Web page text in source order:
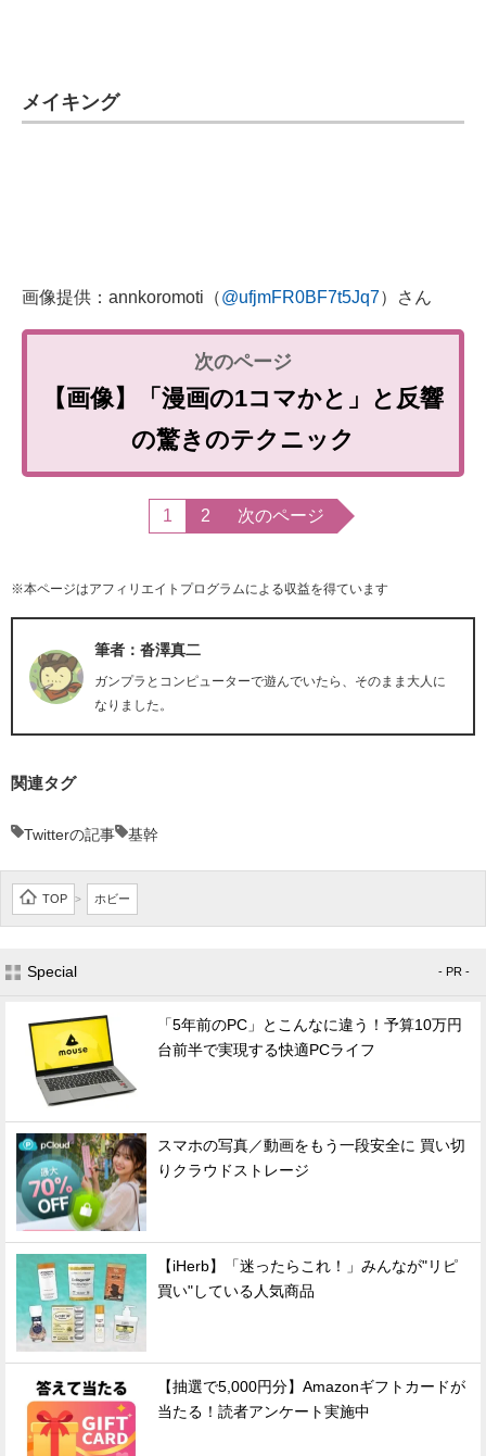
メイキング
画像提供：annkoromoti（@ufjmFR0BF7t5Jq7）さん
【画像】「漫画の1コマかと」と反響
の驚きのテクニック
1 2 次のページ
※本ページはアフィリエイトプログラムによる収益を得ています
筆者：沓澤真二
ガンプラとコンピューターで遊んでいたら、そのまま大人に
なりました。
関連タグ
Twitterの記事 基幹
TOP > ホビー
Special - PR -
「5年前のPC」とこんなに違う！予算10万円
台前半で実現する快適PCライフ
スマホの写真／動画をもう一段安全に 買い切
りクラウドストレージ
【iHerb】「迷ったらこれ！」みんなが"リピ
買い"している人気商品
【抽選で5,000円分】Amazonギフトカードが
当たる！読者アンケート実施中